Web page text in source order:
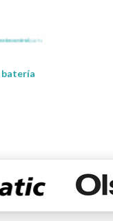
batería